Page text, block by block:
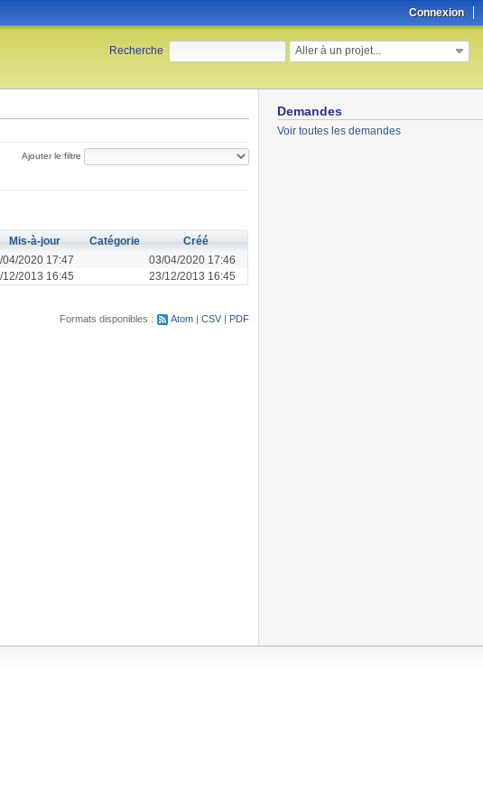
Connexion
Recherche: Aller à un projet...
Demandes
Voir toutes les demandes
Ajouter le filtre
Mis-à-jour Catégorie
Créé
04/2020 17:47
03/04/2020 17:46
12/2013 16:45 23/12/2013 16:45
Formats disponibles :
Atom CSV PDF